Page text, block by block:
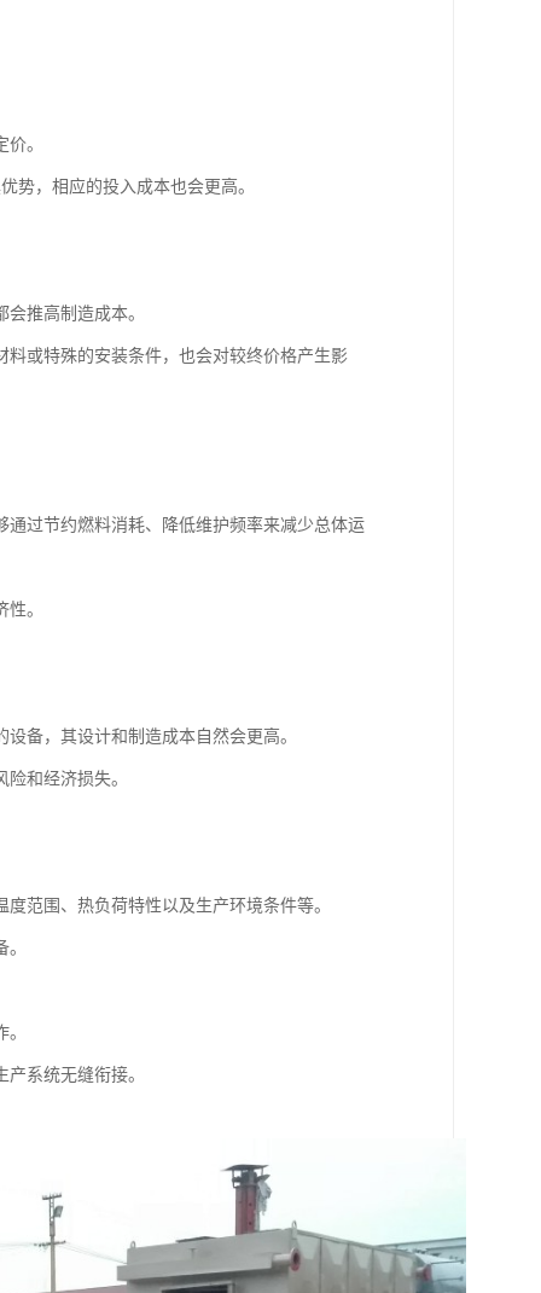
。
势，相应的投入成本也会更高。
推高制造成本。
或特殊的安装条件，也会对较终价格产生影
过节约燃料消耗、降低维护频率来减少总体运
。
备，其设计和制造成本自然会更高。
和经济损失。
范围、热负荷特性以及生产环境条件等。
系统无缝衔接。